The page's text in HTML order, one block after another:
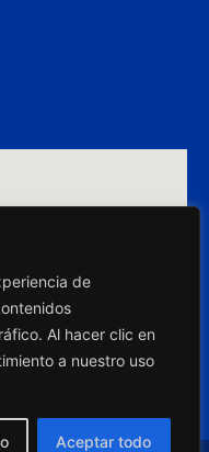
de
Al hacer clic en
a nuestro uso
Aceptar todo